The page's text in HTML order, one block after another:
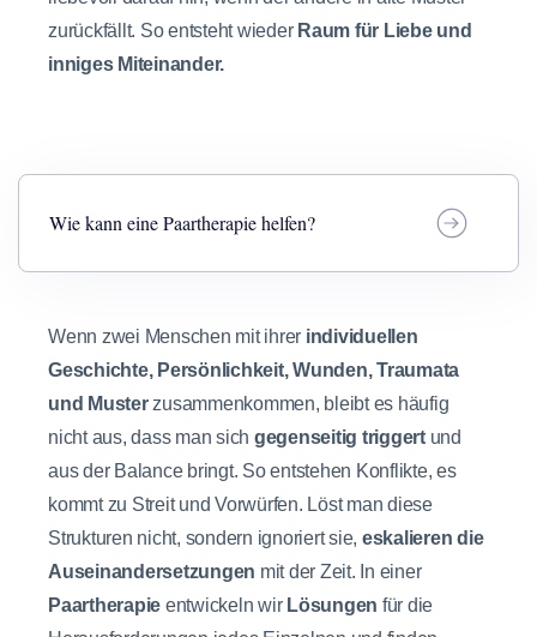
zurückfällt. So entsteht wieder Raum für Liebe und
inniges Miteinander.
Wie kann eine Paartherapie helfen?
Wenn zwei Menschen mit ihrer individuellen
Geschichte, Persönlichkeit, Wunden, Traumata
und Musterzusammenkommen, bleibt es häufig
nicht aus, dass man sich gegenseitig triggert und
aus der Balance bringt. So entstehen Konflikte, es
kommt zu Streit und Vorwürfen. Löst man diese
Strukturen nicht, sondern ignoriert sie, eskalieren die
Auseinandersetzungen mit der Zeit. In einer
Paartherapie entwickeln wir Lösungen für die